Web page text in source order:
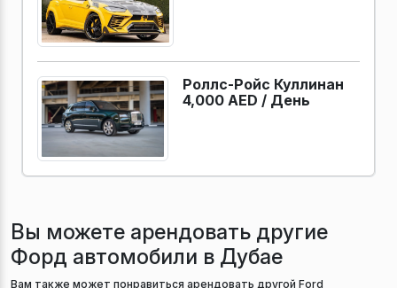
Роллс-Ройс Куллинан
4,000 AED / День
Вы можете арендовать другие
Форд автомобили в Дубае
Вам также может понравиться арендовать другой Ford